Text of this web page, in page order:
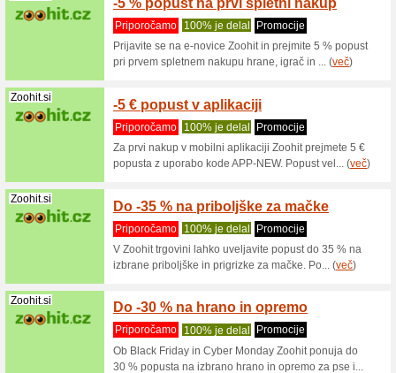
due.
Kaiserkraft.si